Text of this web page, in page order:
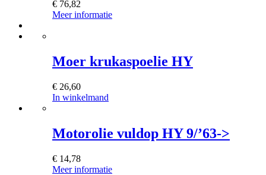
€ 76,82
Meer informatie
Moer krukaspoelie HY
€ 26,60
In winkelmand
Motorolie vuldop HY 9/’63->
€ 14,78
Meer informatie